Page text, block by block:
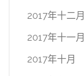
2017年十二月
2017年十一月
2017年十月